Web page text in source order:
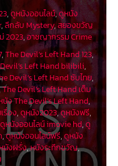
,ดูหนังออนไลน์,ดูหนัง
,ลึกลับ Mystery,สยองขวัญ
2023,อาชญากรรม Crime
,The Devil’s Left Hand 123,
Left Hand bilibili,
Devil’s Left Hand ซับไทย,
The Devil’s Left Hand เต็ม
ง The Devil’s Left Hand,
รื่อง,ดูหนัง2023,ดูหนังฟรี,
ดูหนังออนไลน์ imovie hd,ดู
,ดูหนังออนไลน์ฟรี,ดูหนัง
นังฝรั่ง,หนังระทึกขวัญ,